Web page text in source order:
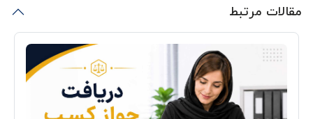
مقالات مرتبط